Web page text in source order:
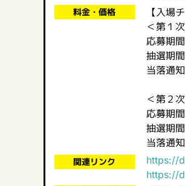
料金・価格
【入場
＜第１
応募期
抽選期
当落通
＜第２
応募期
抽選期
当落通
関連リンク
https://
https://